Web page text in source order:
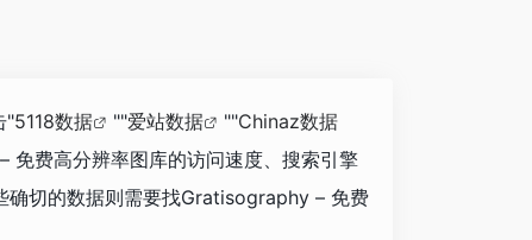
"5118数据 ""爱站数据 ""Chinaz数据
免费高分辨率图库的访问速度、搜索引擎
确切的数据则需要找Gratisography – 免费